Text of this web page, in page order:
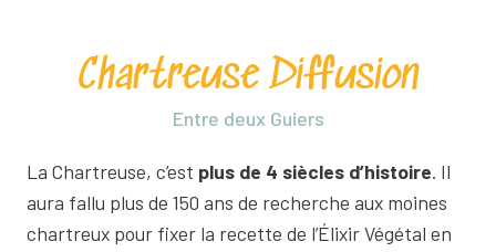
Chartreuse Diffusion
Entre deux Guiers
La Chartreuse, c’est plus de 4 siècles d’histoire. Il
aura fallu plus de 150 ans de recherche aux moines
chartreux pour fixer la recette de l’Élixir Végétal en